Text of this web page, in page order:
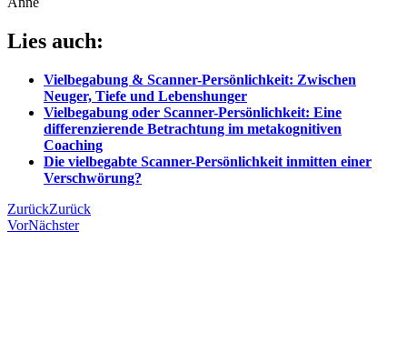
Lies auch:
Vielbegabung & Scanner-Persönlichkeit: Zwischen
Neuger, Tiefe und Lebenshunger
Vielbegabung oder Scanner-Persönlichkeit: Eine
differenzierende Betrachtung im metakognitiven
Coaching
Die vielbegabte Scanner-Persönlichkeit inmitten einer
Verschwörung?
ZurückZurück
VorNächster